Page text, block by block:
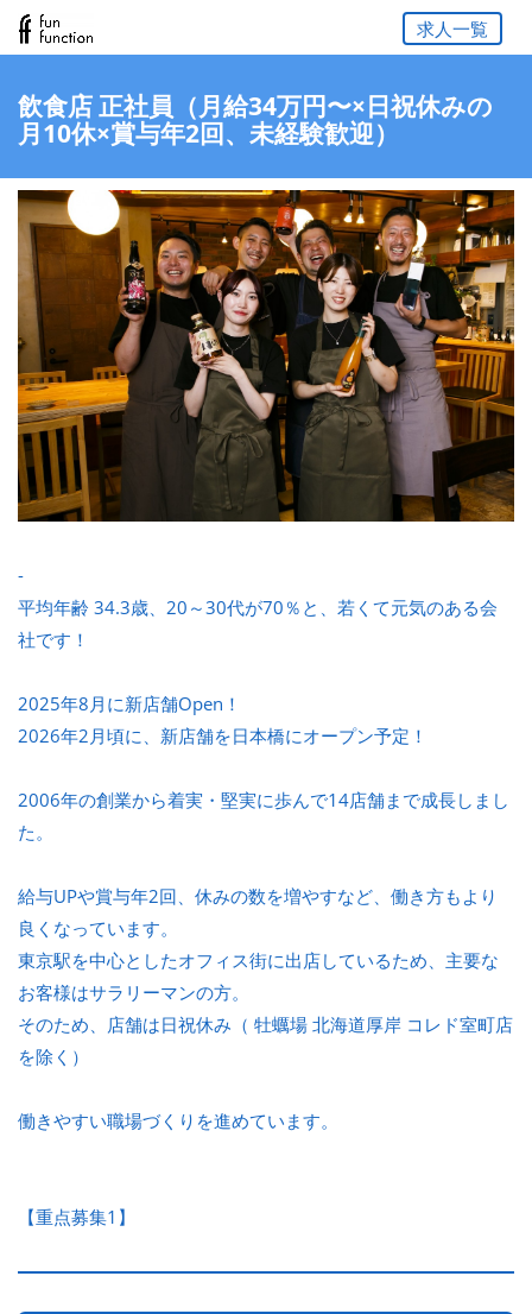
求人一覧
飲食店 正社員（月給34万円〜×日祝休みの
月10休×賞与年2回、未経験歓迎）
-
平均年齢 34.3歳、20～30代が70％と、若くて元気のある会
社です！
2025年8月に新店舗Open！
2026年2月頃に、新店舗を日本橋にオープン予定！
2006年の創業から着実・堅実に歩んで14店舗まで成長しまし
た。
給与UPや賞与年2回、休みの数を増やすなど、働き方もより
良くなっています。
東京駅を中心としたオフィス街に出店しているため、主要な
お客様はサラリーマンの方。
そのため、店舗は日祝休み（ 牡蠣場 北海道厚岸 コレド室町店
を除く）
働きやすい職場づくりを進めています。
【重点募集1】